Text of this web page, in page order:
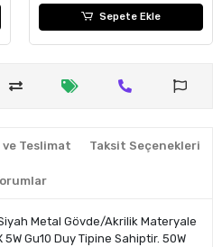
Sepete Ekle
Teslimat Taksit Seçenekleri
Metal Gövde/Akrilik Materyale
Gu10 Duy Tipine Sahiptir. 50W